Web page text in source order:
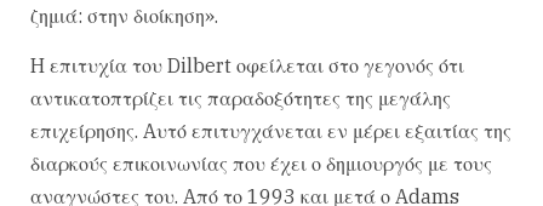
ζημιά: στην διοίκηση».
H επιτυχία του Dilbert οφείλεται στο γεγονός ότι
αντικατοπτρίζει τις παραδοξότητες της μεγάλης
επιχείρησης. Aυτό επιτυγχάνεται εν μέρει εξαιτίας της
διαρκούς επικοινωνίας που έχει ο δημιουργός με τους
αναγνώστες του. Aπό το 1993 και μετά ο Adams